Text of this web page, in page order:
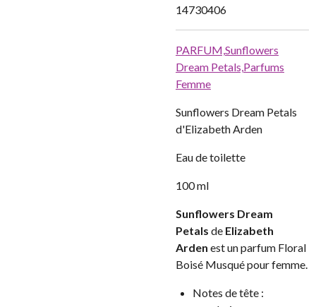
14730406
PARFUM,Sunflowers
Dream Petals,Parfums
Femme
Sunflowers Dream Petals
d'Elizabeth Arden
Eau de toilette
100 ml
Sunflowers Dream
Petals de Elizabeth
Arden est un parfum Floral
Boisé Musqué pour femme.
Notes de tête :